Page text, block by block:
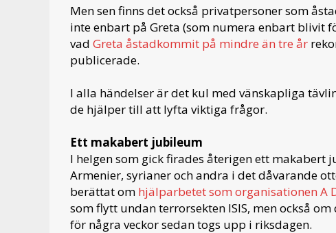
Men sen finns det också privatpersoner som
inte enbart på Greta (som numera enbart blivit
vad Greta åstadkommit på mindre än tre år
publicerade.
I alla händelser är det kul med vänskapliga
de hjälper till att lyfta viktiga frågor.
Ett makabert jubileum
I helgen som gick firades återigen ett
Armenier, syrianer och andra i det dåvarande
berättat om hjälparbetet som organisationen A
som flytt undan terrorsekten ISIS, men också
för några veckor sedan togs upp i riksdagen.